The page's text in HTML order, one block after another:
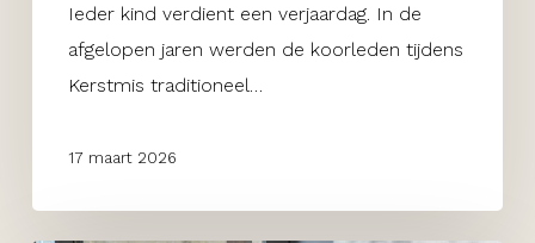
Ieder kind verdient een verjaardag. In de
afgelopen jaren werden de koorleden tijdens
Kerstmis traditioneel…
17 maart 2026